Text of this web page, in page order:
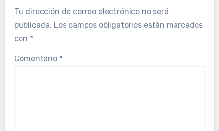
Tu dirección de correo electrónico no será
publicada. Los campos obligatorios están marcados
con *
Comentario *